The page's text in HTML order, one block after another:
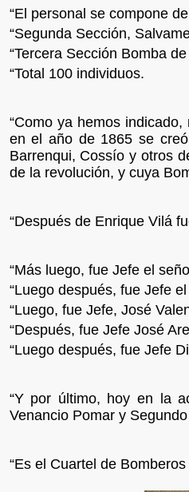
“El personal se compone
“Segunda Sección,
“Tercera Sección Bomba
“Total 100 individuos.
“Como ya hemos
en el año de 1865 se
Barrenqui, Cossío y otros
de la revolución, y cuya
“Después de Enrique Vilá
“Más luego, fue Jefe el
“Luego después, fue Jefe
“Luego, fue Jefe, José
“Después, fue Jefe José
“Luego después, fue Jefe
“Y por último, hoy en la
Venancio Pomar y
“Es el Cuartel de